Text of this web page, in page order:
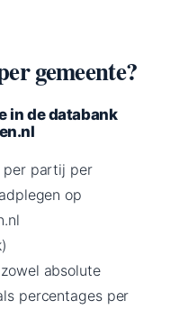
gemeente?
in de databank
per partij per
op
absolute
percentages per